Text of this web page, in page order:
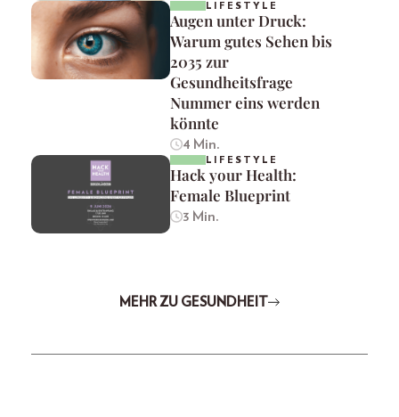
LIFESTYLE
Augen unter Druck:
Warum gutes Sehen bis
2035 zur
Gesundheitsfrage
Nummer eins werden
könnte
4 Min.
LIFESTYLE
Hack your Health:
Female Blueprint
3 Min.
MEHR ZU GESUNDHEIT